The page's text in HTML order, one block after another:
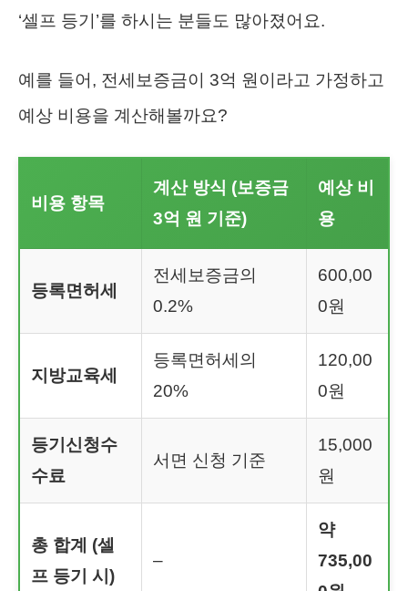
‘셀프 등기’를 하시는 분들도 많아졌어요.
예를 들어, 전세보증금이 3억 원이라고 가정하고
예상 비용을 계산해볼까요?
비용 항목
계산 방식 (보증금
3억 원 기준)
예상 비
용
등록면허세
전세보증금의
0.2%
600,00
0원
지방교육세
등록면허세의
20%
120,00
0원
등기신청수
수료
서면 신청 기준
15,000
원
총 합계 (셀
프 등기 시)
–
약
735,00